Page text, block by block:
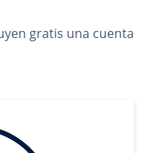
gratis una cuenta